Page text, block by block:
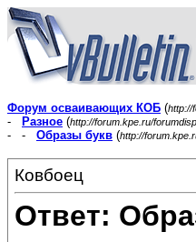
Форум осваивающих КОБ (http://
-
Разное (http://forum.kpe.ru/
- - Образы букв (http://
Ковбоец
Ответ: